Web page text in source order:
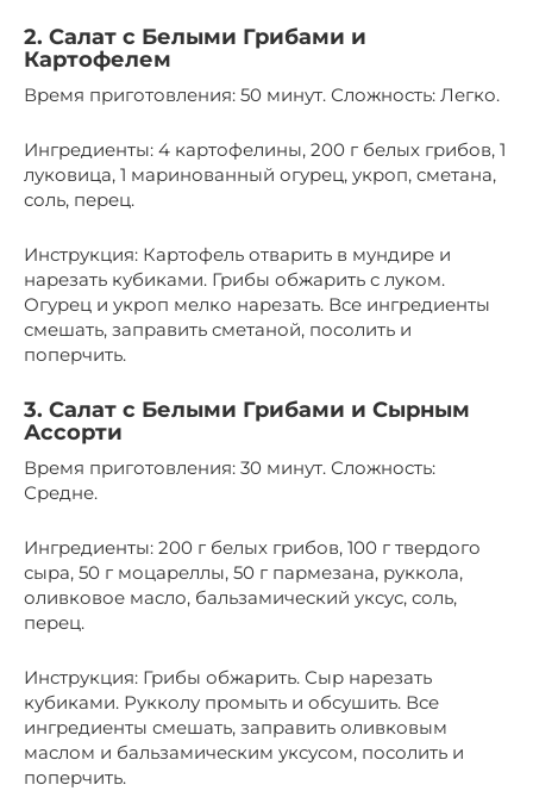
2. Салат с Белыми Грибами и
Картофелем
Время приготовления: 50 минут. Сложность: Легко.
Ингредиенты: 4 картофелины, 200 г белых грибов, 1
луковица, 1 маринованный огурец, укроп, сметана,
соль, перец.
Инструкция: Картофель отварить в мундире и
нарезать кубиками. Грибы обжарить с луком.
Огурец и укроп мелко нарезать. Все ингредиенты
смешать, заправить сметаной, посолить и
поперчить.
3. Салат с Белыми Грибами и Сырным
Ассорти
Время приготовления: 30 минут. Сложность:
Средне.
Ингредиенты: 200 г белых грибов, 100 г твердого
сыра, 50 г моцареллы, 50 г пармезана, руккола,
оливковое масло, бальзамический уксус, соль,
перец.
Инструкция: Грибы обжарить. Сыр нарезать
кубиками. Рукколу промыть и обсушить. Все
ингредиенты смешать, заправить оливковым
маслом и бальзамическим уксусом, посолить и
поперчить.